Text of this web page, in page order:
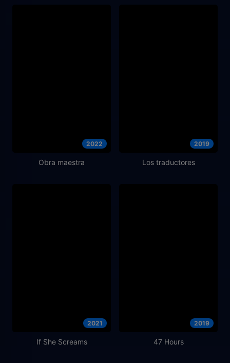
2022
Obra maestra
2019
Los traductores
2021
If She Screams
2019
47 Hours